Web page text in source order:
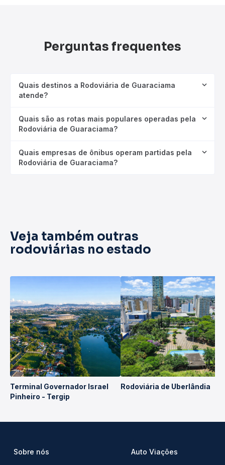
Perguntas frequentes
Quais destinos a Rodoviária de Guaraciama
atende?
Quais são as rotas mais populares operadas pela
Rodoviária de Guaraciama?
Quais empresas de ônibus operam partidas pela
Rodoviária de Guaraciama?
Veja também outras
rodoviárias no estado
Terminal Governador Israel
Pinheiro - Tergip
Rodoviária de Uberlândia
Sobre nós Auto Viações